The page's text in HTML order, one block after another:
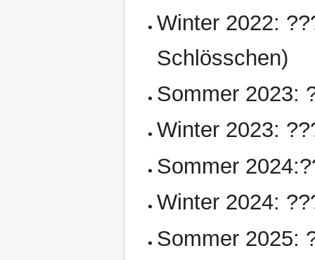
Winter 2022:
Schlösschen)
Sommer 2023:
Winter 2023:
Sommer
Winter 2024:
Sommer 2025: